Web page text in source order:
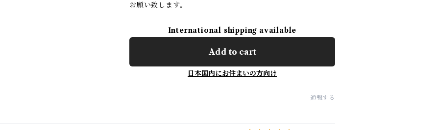
お願い致します。
International shipping available
Add to cart
日本国内にお住まいの方向け
通報する